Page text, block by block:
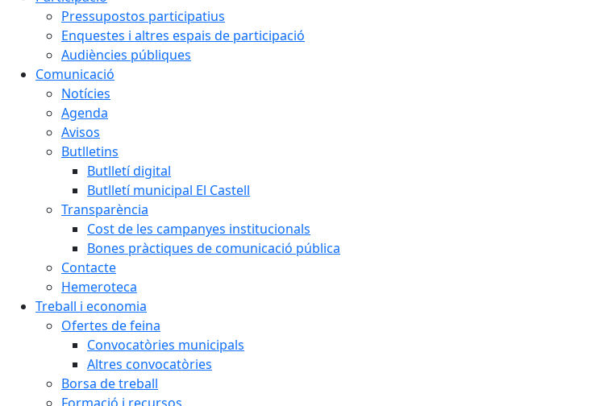
Pressupostos participatius
Enquestes i altres espais de participació
Audiències públiques
Comunicació
Notícies
Agenda
Avisos
Butlletins
Butlletí digital
Butlletí municipal El Castell
Transparència
Cost de les campanyes institucionals
Bones pràctiques de comunicació pública
Contacte
Hemeroteca
Treball i economia
Ofertes de feina
Convocatòries municipals
Altres convocatòries
Borsa de treball